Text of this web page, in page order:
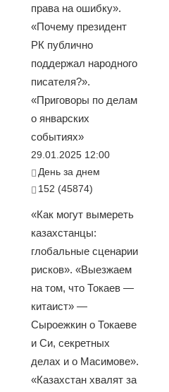
права на ошибку».
«Почему президент
РК публично
поддержал народного
писателя?».
«Приговоры по делам
о январских
событиях»
29.01.2025 12:00
День за днем
152 (45874)
«Как могут вымереть
казахстанцы:
глобальные сценарии
рисков». «Выезжаем
на том, что Токаев —
китаист» —
Сыроежкин о Токаеве
и Си, секретных
делах и о Масимове».
«Казахстан хвалят за